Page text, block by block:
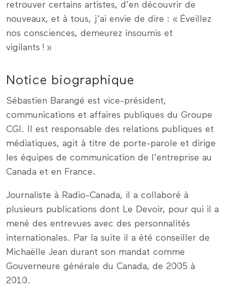
retrouver certains artistes, d’en découvrir de
nouveaux, et à tous, j’ai envie de dire : « Éveillez
nos consciences, demeurez insoumis et
vigilants ! »
Notice biographique
Sébastien Barangé est vice-président,
communications et affaires publiques du Groupe
CGI. Il est responsable des relations publiques et
médiatiques, agit à titre de porte-parole et dirige
les équipes de communication de l’entreprise au
Canada et en France.
Journaliste à Radio-Canada, il a collaboré à
plusieurs publications dont Le Devoir, pour qui il a
mené des entrevues avec des personnalités
internationales. Par la suite il a été conseiller de
Michaëlle Jean durant son mandat comme
Gouverneure générale du Canada, de 2005 à
2010.